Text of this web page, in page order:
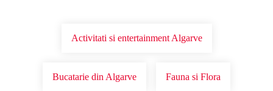
Activitati si entertainment Algarve
Bucatarie din Algarve Fauna si Flora